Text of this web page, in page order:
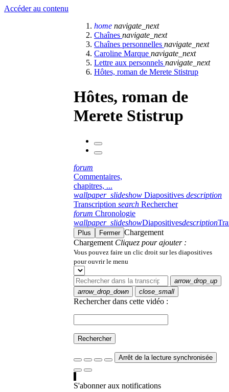
Accéder au contenu
home navigate_next
Chaînes navigate_next
Chaînes personnelles navigate_next
Caroline Marque navigate_next
Lettre aux personnels navigate_next
Hôtes, roman de Merete Stistrup
Hôtes, roman de
Merete Stistrup
forum
Commentaires,
chapitres, ...
wallpaper_slideshow Diapositives description
Transcription search Rechercher
forum Chronologie
wallpaper_slideshowDiapositivesdescription
Plus Fermer Chargement
Chargement Cliquez pour ajouter :
Vous pouvez faire un clic droit sur les diapositives
pour ouvrir le menu
arrow_drop_up
arrow_drop_down
close_small
Rechercher dans cette vidéo :
Rechercher
Arrêt de la lecture synchronisée
S'abonner aux notifications